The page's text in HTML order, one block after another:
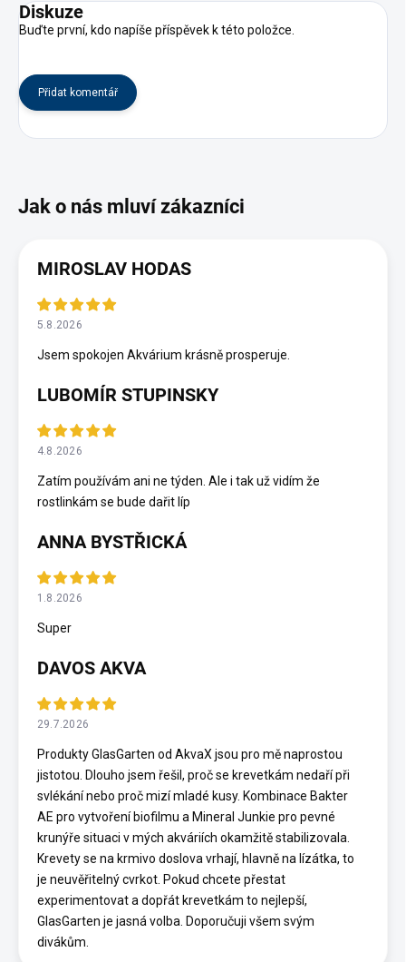
Diskuze
Buďte první, kdo napíše příspěvek k této položce.
Přidat komentář
MIROSLAV HODAS
5.8.2026
Jsem spokojen Akvárium krásně prosperuje.
LUBOMÍR STUPINSKY
4.8.2026
Zatím používám ani ne týden. Ale i tak už vidím že
rostlinkám se bude dařit líp
ANNA BYSTŘICKÁ
1.8.2026
Super
DAVOS AKVA
29.7.2026
Produkty GlasGarten od AkvaX jsou pro mě naprostou
jistotou. Dlouho jsem řešil, proč se krevetkám nedaří při
svlékání nebo proč mizí mladé kusy. Kombinace Bakter
AE pro vytvoření biofilmu a Mineral Junkie pro pevné
krunýře situaci v mých akváriích okamžitě stabilizovala.
Krevety se na krmivo doslova vrhají, hlavně na lízátka, to
je neuvěřitelný cvrkot. Pokud chcete přestat
experimentovat a dopřát krevetkám to nejlepší,
GlasGarten je jasná volba. Doporučuji všem svým
divákům.